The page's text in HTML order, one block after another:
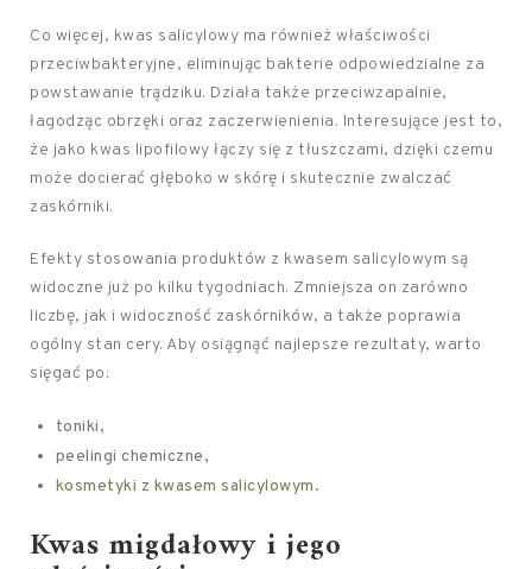
Co więcej, kwas salicylowy ma również właściwości
przeciwbakteryjne, eliminując bakterie odpowiedzialne za
powstawanie trądziku. Działa także przeciwzapalnie,
łagodząc obrzęki oraz zaczerwienienia. Interesujące jest to,
że jako kwas lipofilowy łączy się z tłuszczami, dzięki czemu
może docierać głęboko w skórę i skutecznie zwalczać
zaskórniki.
Efekty stosowania produktów z kwasem salicylowym są
widoczne już po kilku tygodniach. Zmniejsza on zarówno
liczbę, jak i widoczność zaskórników, a także poprawia
ogólny stan cery. Aby osiągnąć najlepsze rezultaty, warto
sięgać po:
toniki,
peelingi chemiczne,
kosmetyki z kwasem salicylowym.
Kwas migdałowy i jego